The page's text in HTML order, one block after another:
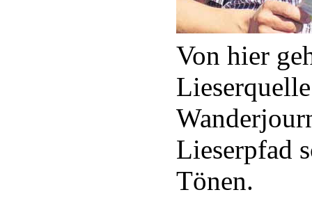
Von hier
Lieserpfad
Tönen.